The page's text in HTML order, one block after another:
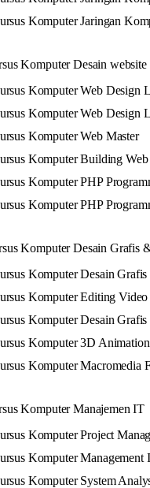
Komputer Jaringan
Komputer Desain
Komputer Web Design
Komputer Web Design
Komputer Web Master
Komputer Building
Komputer PHP
Komputer PHP
Komputer Desain Grafis
Komputer Desain
Komputer Editing Video
Komputer Desain
Komputer 3D Animation
Komputer Macromedia
Komputer Manajemen IT
Komputer Project
Komputer Management
Komputer System